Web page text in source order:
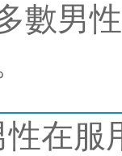
數男
性在服